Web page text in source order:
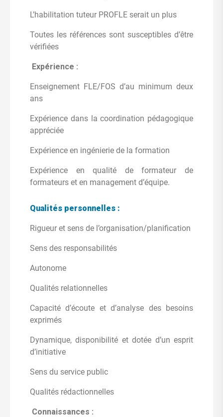
L’habilitation tuteur PROFLE serait un plus
Toutes les références sont susceptibles d’être
vérifiées
Expérience :
Enseignement FLE/FOS d’au minimum deux
ans
Expérience dans la coordination pédagogique
appréciée
Expérience en ingénierie de la formation
Expérience en qualité de formateur de
formateurs et en management d’équipe.
Qualités personnelles :
Rigueur et sens de l’organisation/planification
Sens des responsabilités
Autonome
Qualités relationnelles
Capacité d’écoute et d’analyse des besoins
exprimés
Dynamique, disponibilité et dotée d’un esprit
d’initiative
Sens du service public
Qualités rédactionnelles
Connaissances :